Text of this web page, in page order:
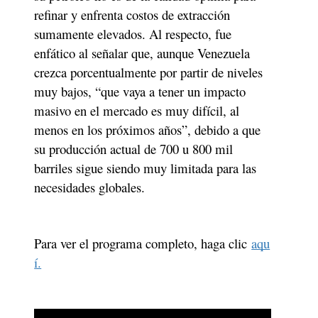
refinar y enfrenta costos de extracción
sumamente elevados. Al respecto, fue
enfático al señalar que, aunque Venezuela
crezca porcentualmente por partir de niveles
muy bajos, “que vaya a tener un impacto
masivo en el mercado es muy difícil, al
menos en los próximos años”, debido a que
su producción actual de 700 u 800 mil
barriles sigue siendo muy limitada para las
necesidades globales.
Para ver el programa completo, haga clic aqu
í.